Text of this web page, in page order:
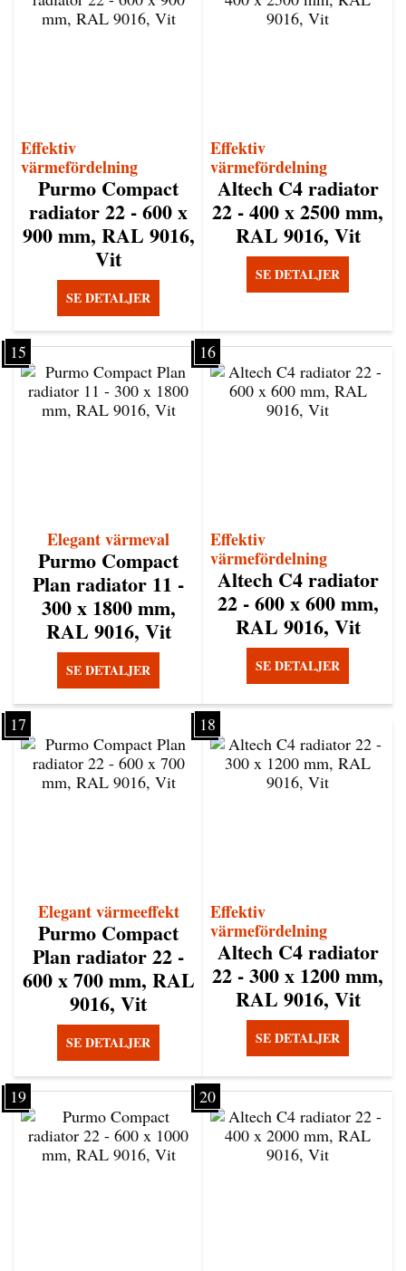
Effektiv
värmefördelning
Purmo Compact
radiator 22 - 600 x
900 mm, RAL 9016,
Vit
SE DETALJER
Effektiv
värmefördelning
Altech C4 radiator
22 - 400 x 2500 mm,
RAL 9016, Vit
SE DETALJER
15
Elegant värmeval
Purmo Compact
Plan radiator 11 -
300 x 1800 mm,
RAL 9016, Vit
SE DETALJER
16
Effektiv
värmefördelning
Altech C4 radiator
22 - 600 x 600 mm,
RAL 9016, Vit
SE DETALJER
17
Elegant värmeeffekt
Purmo Compact
Plan radiator 22 -
600 x 700 mm, RAL
9016, Vit
SE DETALJER
18
Effektiv
värmefördelning
Altech C4 radiator
22 - 300 x 1200 mm,
RAL 9016, Vit
SE DETALJER
19 20